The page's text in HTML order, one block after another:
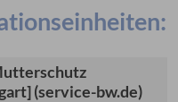
(service-bw.de)